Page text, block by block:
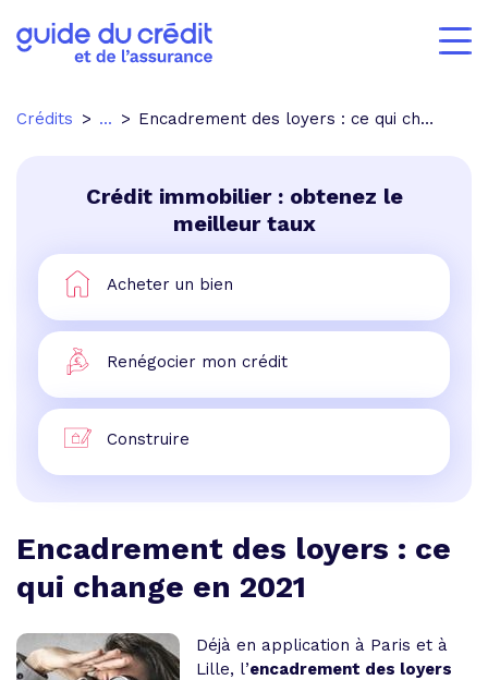
Crédits ... Encadrement des loyers : ce qui change en 2021
Crédit immobilier : obtenez le
meilleur taux
Acheter un bien
Renégocier mon crédit
Construire
Encadrement des loyers : ce
qui change en 2021
Déjà en application à Paris et à
Lille, l’encadrement des loyers